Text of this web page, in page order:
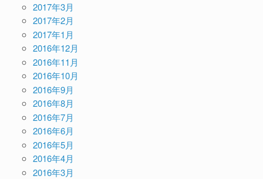
2017年3月
2017年2月
2017年1月
2016年12月
2016年11月
2016年10月
2016年9月
2016年8月
2016年7月
2016年6月
2016年5月
2016年4月
2016年3月